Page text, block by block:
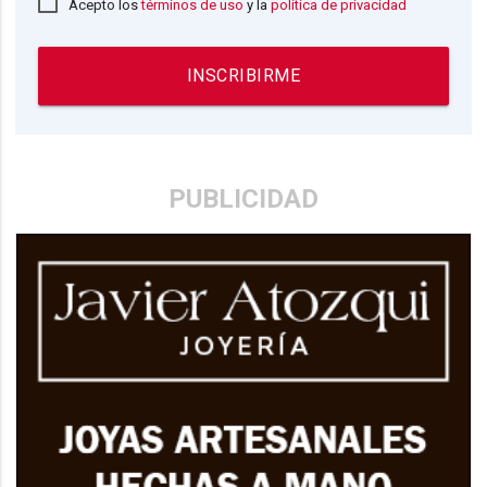
Acepto lostérminos de uso y lapolítica de privacidad
INSCRIBIRME
PUBLICIDAD